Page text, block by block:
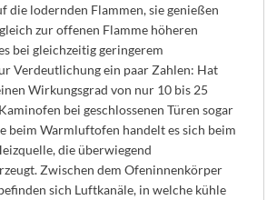
die lodernden Flammen, sie genießen
zur offenen Flamme höheren
bei gleichzeitig geringerem
Verdeutlichung ein paar Zahlen: Hat
Wirkungsgrad von nur 10 bis 25
bei geschlossenen Türen sogar
beim Warmluftofen handelt es sich beim
die überwiegend
Zwischen dem Ofeninnenkörper
sich Luftkanäle, in welche kühle